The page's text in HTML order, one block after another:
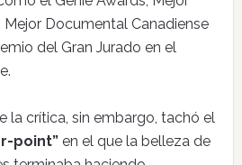
Mejor Documental Canadiense
del Gran Jurado en el
la crítica, sin embargo, tachó el
point”en el que la belleza de